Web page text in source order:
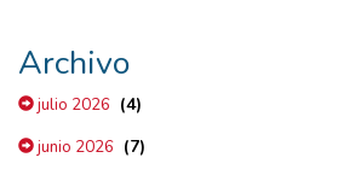
Archivo
julio 2026 (4)
junio 2026 (7)